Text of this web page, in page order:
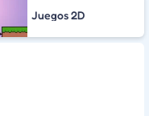
Juegos 2D